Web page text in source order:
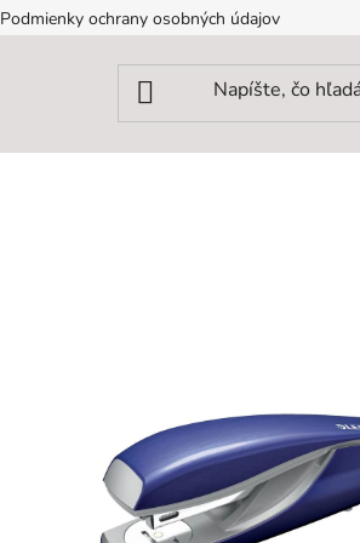
Podmienky ochrany osobných údajov